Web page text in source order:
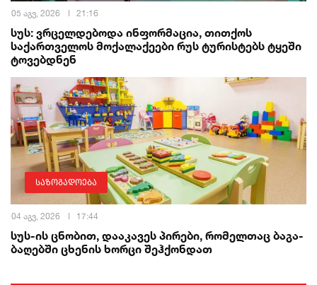
05 აგვ, 2026 21:16
სუს: ვრცელდებოდა ინფორმაცია, თითქოს
საქართველოს მოქალაქეები რუს ტურისტებს ტყეში
ტოვებდნენ
საზოგადოება
04 აგვ, 2026 17:44
სუს-ის ცნობით, დააკავეს პირები, რომელთაც ბაგა-
ბაღებში ცხენის ხორცი შეჰქონდათ